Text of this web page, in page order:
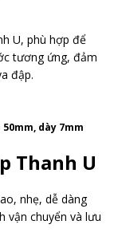
U, phù hợp để
tương ứng, đảm
đập.
dày 7mm
Thanh U
nhẹ, dễ dàng
vận chuyển và lưu